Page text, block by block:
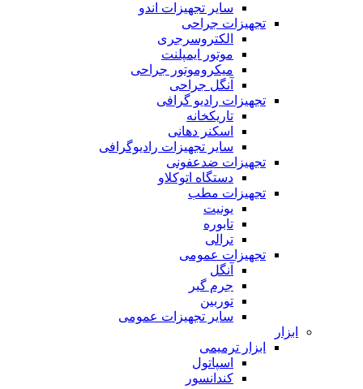
سایر تجهیزات اندو
تجهیزات جراحی
الکتروسرجری
موتور ایمپلنت
میکروموتور جراحی
آنگل جراحی
تجهیزات رادیو گرافی
تاریکخانه
اسکنر دهانی
سایر تجهیزات رادیوگرافی
تجهیزات ضدعفونی
دستگاه اتوکلاو
تجهیزات مطب
یونیت
تابوره
ترالی
تجهیزات عمومی
آنگل
جرم گیر
توربین
سایر تجهیزات عمومی
ابزار
ابزار ترمیمی
اسپاتول
کندانسور